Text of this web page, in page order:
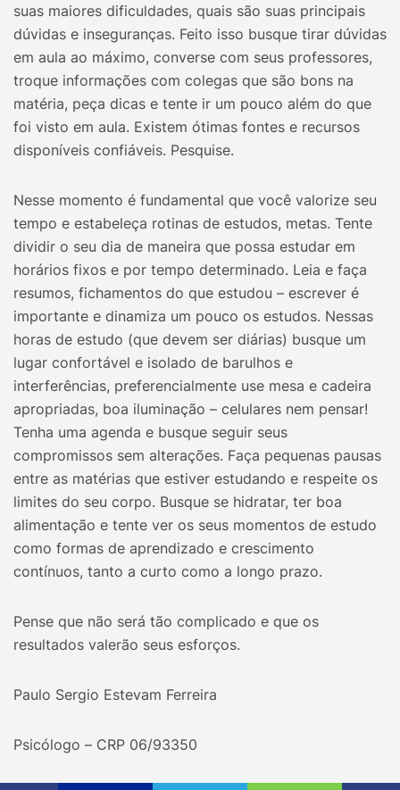
suas maiores dificuldades, quais são suas principais
dúvidas e inseguranças. Feito isso busque tirar dúvidas
em aula ao máximo, converse com seus professores,
troque informações com colegas que são bons na
matéria, peça dicas e tente ir um pouco além do que
foi visto em aula. Existem ótimas fontes e recursos
disponíveis confiáveis. Pesquise.
Nesse momento é fundamental que você valorize seu
tempo e estabeleça rotinas de estudos, metas. Tente
dividir o seu dia de maneira que possa estudar em
horários fixos e por tempo determinado. Leia e faça
resumos, fichamentos do que estudou – escrever é
importante e dinamiza um pouco os estudos. Nessas
horas de estudo (que devem ser diárias) busque um
lugar confortável e isolado de barulhos e
interferências, preferencialmente use mesa e cadeira
apropriadas, boa iluminação – celulares nem pensar!
Tenha uma agenda e busque seguir seus
compromissos sem alterações. Faça pequenas pausas
entre as matérias que estiver estudando e respeite os
limites do seu corpo. Busque se hidratar, ter boa
alimentação e tente ver os seus momentos de estudo
como formas de aprendizado e crescimento
contínuos, tanto a curto como a longo prazo.
Pense que não será tão complicado e que os
resultados valerão seus esforços.
Paulo Sergio Estevam Ferreira
Psicólogo – CRP 06/93350